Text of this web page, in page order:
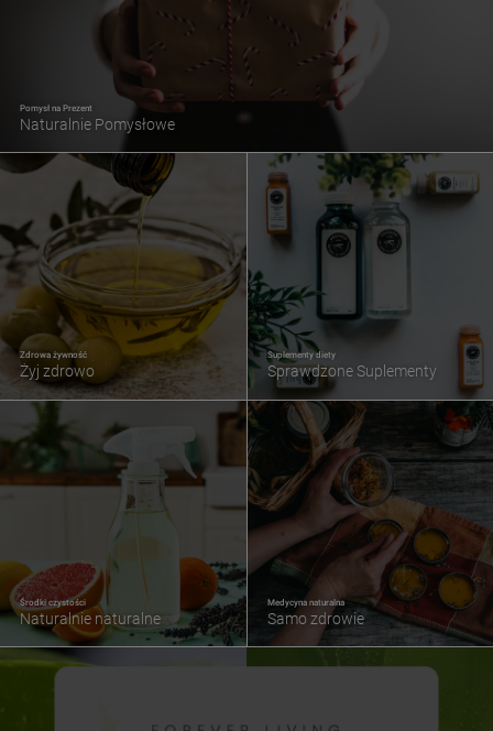
Pomysł na Prezent
Naturalnie Pomysłowe
Zdrowa żywność
Żyj zdrowo
Suplementy diety
Sprawdzone Suplementy
Środki czystości
Naturalnie naturalne
Medycyna naturalna
Samo zdrowie